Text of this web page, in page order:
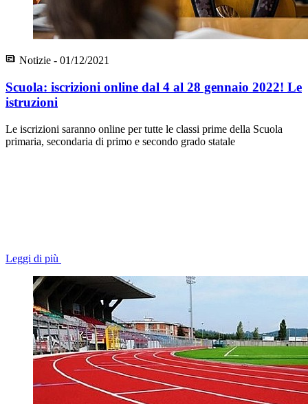
Notizie - 01/12/2021
Scuola: iscrizioni online dal 4 al 28 gennaio 2022! Le
istruzioni
Le iscrizioni saranno online per tutte le classi prime della Scuola
primaria, secondaria di primo e secondo grado statale
Leggi di più